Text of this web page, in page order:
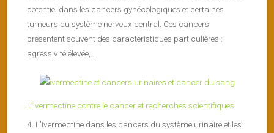
potentiel dans les cancers gynécologiques et certaines
tumeurs du système nerveux central. Ces cancers
présentent souvent des caractéristiques particulières :
agressivité élevée,...
L’ivermectine contre le cancer et recherches scientifiques
4. L’ivermectine dans les cancers du système urinaire et les